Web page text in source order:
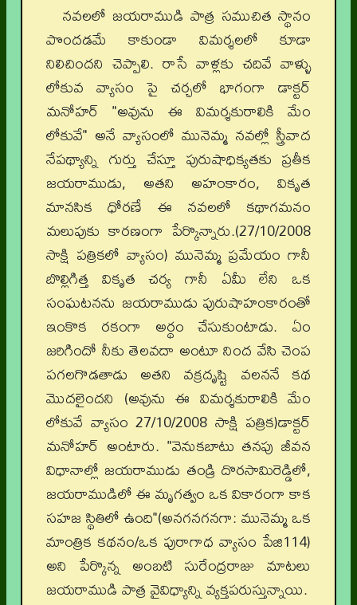
నవలలో జయరాముడి పాత్ర సముచిత స్థానం
పొందడమే కాకుండా విమర్శలలో కూడా
నిలిచిందని చెప్పాలి. రాసే వాళ్లకు చదివే వాళ్ళు
లోకువ వ్యాసం పై చర్చలో భాగంగా డాక్టర్
మనోహర్ "అవును ఈ విమర్శకురాలికి మేం
లోకువే" అనే వ్యాసంలో మునెమ్మ నవల్లో స్త్రీవాద
నేపథ్యాన్ని గుర్తు చేస్తూ పురుషాధిక్యతకు ప్రతీక
జయరాముడు, అతని అహంకారం, వికృత
మానసిక ధోరణే ఈ నవలలో కథాగమనం
మలుపుకు కారణంగా పేర్కొన్నారు.(27/10/2008
సాక్షి పత్రికలో వ్యాసం) మునెమ్మ ప్రమేయం గానీ
బొల్లిగిత్త వికృత చర్య గానీ ఏమీ లేని ఒక
సంఘటనను జయరాముడు పురుషాహంకారంతో
ఇంకొక రకంగా అర్థం చేసుకుంటాడు. ఏం
జరిగిందో నీకు తెలవదా అంటూ నింద వేసి చెంప
పగలగొడతాడు అతని వక్రదృష్టి వలననే కథ
మొదలైందని (అవును ఈ విమర్శకురాలికి మేం
లోకువే వ్యాసం 27/10/2008 సాక్షి పత్రిక)డాక్టర్
మనోహర్ అంటారు. "వెనుకబాటు తనపు జీవన
విధానాల్లో జయరాముడు తండ్రి దొరసామిరెడ్డిలో,
జయరాముడిలో ఈ మృగత్వం ఒక వికారంగా కాక
సహజ స్థితిలో ఉంది"(అనగనగనగా: మునెమ్మ ఒక
మాంత్రిక కథనం/ఒక పురాగాధ వ్యాసం పేజి114)
అని పేర్కొన్న అంబటి సురేంద్రరాజు మాటలు
జయరాముడి పాత్ర వైవిధ్యాన్ని వ్యక్తపరుస్తున్నాయి.